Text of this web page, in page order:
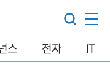
스 전자 IT